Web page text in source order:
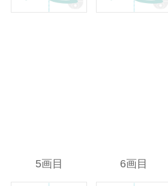
5画目 6画目